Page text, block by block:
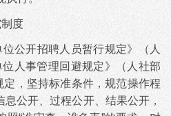
度
公开招聘人员暂行规定》（人
人事管理回避规定》（人社部
，坚持标准条件，规范操作程
公开、过程公开、结果公开，